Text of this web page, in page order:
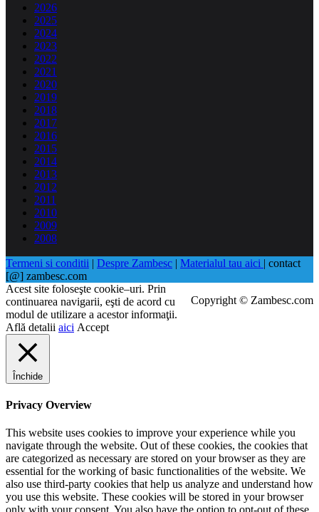
2026
2025
2024
2023
2022
2021
2020
2019
2018
2017
2016
2015
2014
2013
2012
2011
2010
2009
2008
Termeni si conditii | Despre Zambesc | Materialul tau aici | contact
[@] zambesc.com
Copyright © Zambesc.com
Acest site foloseşte cookie–uri. Prin
continuarea navigarii, eşti de acord cu
modul de utilizare a acestor informaţii.
Află detalii aici Accept
Închide
Privacy Overview
This website uses cookies to improve your experience while you
navigate through the website. Out of these cookies, the cookies that
are categorized as necessary are stored on your browser as they are
essential for the working of basic functionalities of the website. We
also use third-party cookies that help us analyze and understand how
you use this website. These cookies will be stored in your browser